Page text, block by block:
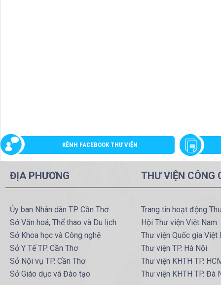
KÊNH FACEBOOK THƯ VIỆN
ĐỊA PHƯƠNG
Ủy ban Nhân dân TP. Cần Thơ
Sở Văn hoá, Thể thao và Du lịch
Sở Khoa học và Công nghệ
Sở Y Tế TP. Cần Thơ
Sở Nội vụ TP. Cần Thơ
Sở Giáo dục và Đào tạo
THƯ VIỆN CÔNG
Trang tin hoạt động
Hội Thư viện Việt Nam
Thư viện Quốc gia Việt
Thư viện TP. Hà Nội
Thư viện KHTH TP.
Thư viện KHTH TP. Đà